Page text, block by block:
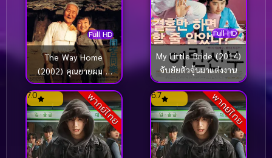
Full HD
The Way Home
(2002) คุณยายผม ดี
ที่สุดในโลก
Full HD
My Little Bride (2014)
จับยัยตัวจุ้นมาแต่งงาน
พากย์ไทย
7.0 พากย์ไทย
6.7